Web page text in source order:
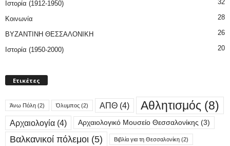
Ιστορία (1912-1950) 32
Κοινωνία 28
ΒΥΖΑΝΤΙΝΗ ΘΕΣΣΑΛΟΝΙΚΗ 26
Ιστορία (1950-2000) 20
Ετικέτες
Άνω Πόλη (2) Όλυμπος (2) ΑΠΘ (4) Αθλητισμός (8)
Αρχαιολογία (4) Αρχαιολογικό Μουσείο Θεσσαλονίκης (3)
Βαλκανικοί πόλεμοι (5) Βιβλία για τη Θεσσαλονίκη (2)